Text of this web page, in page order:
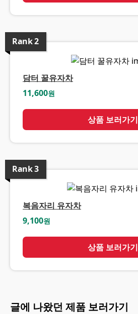
Rank2
담터 꿀유자차
11,600원
상품 보러가기
Rank3
복음자리 유자차
9,100원
상품 보러가기
글에 나왔던 제품 보러가기